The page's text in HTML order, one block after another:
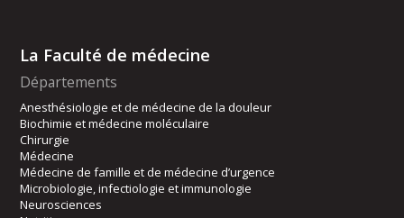
La Faculté de médecine
Départements
Anesthésiologie et de médecine de la douleur
Biochimie et médecine moléculaire
Chirurgie
Médecine
Médecine de famille et de médecine d’urgence
Microbiologie, infectiologie et immunologie
Neurosciences